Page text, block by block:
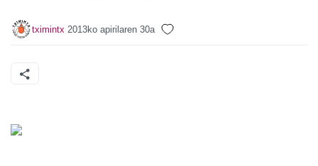
tximintx 2013ko apirilaren 30a